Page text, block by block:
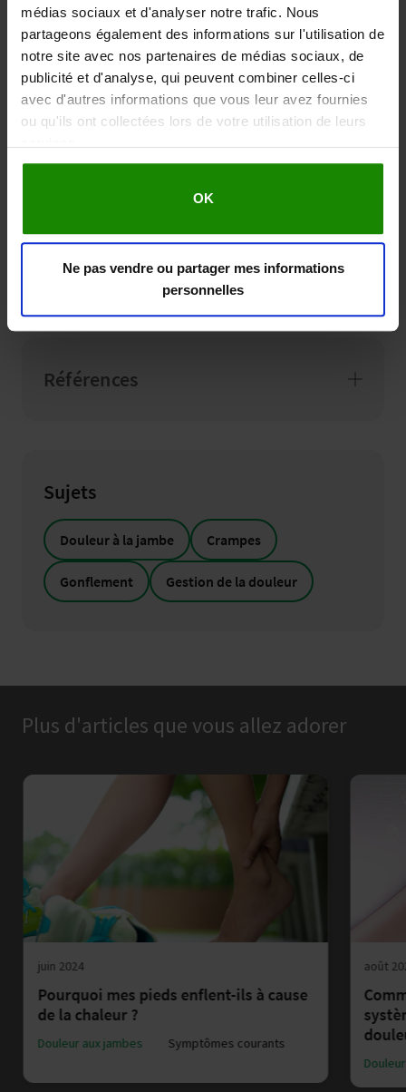
médias sociaux et d'analyser notre trafic. Nous
partageons également des informations sur l'utilisation de
notre site avec nos partenaires de médias sociaux, de
publicité et d'analyse, qui peuvent combiner celles-ci
avec d'autres informations que vous leur avez fournies
ou qu'ils ont collectées lors de votre utilisation de leurs
OK
Ne pas vendre ou partager mes informations
personnelles
Profitez d'un été sans limites
L'été devrait être l'occasion de profiter au maximum
des journées plus longues - et non de lutter contre
des douleurs dans les jambes. En restant hydraté, au
jambes au meilleur de leur forme et pourrez enfin
profiter de tout ce que la saison estivale a à offrir.
Références
Sujets
Douleur à la jambe Crampes
Gonflement Gestion de la douleur
Plus d'articles que vous allez adorer
juin 2024
Pourquoi mes pieds enflent-ils à cause
de la chaleur ?
Douleur aux jambes Symptômes courants
août